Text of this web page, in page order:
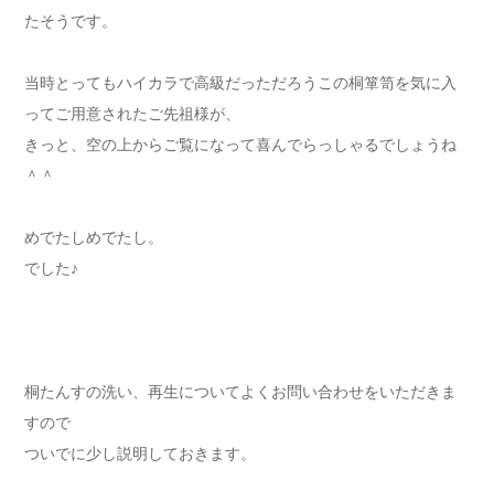
たそうです。
当時とってもハイカラで高級だっただろうこの桐箪笥を気に入
ってご用意されたご先祖様が、
きっと、空の上からご覧になって喜んでらっしゃるでしょうね
＾＾
めでたしめでたし。
でした♪
桐たんすの洗い、再生についてよくお問い合わせをいただきま
すので
ついでに少し説明しておきます。